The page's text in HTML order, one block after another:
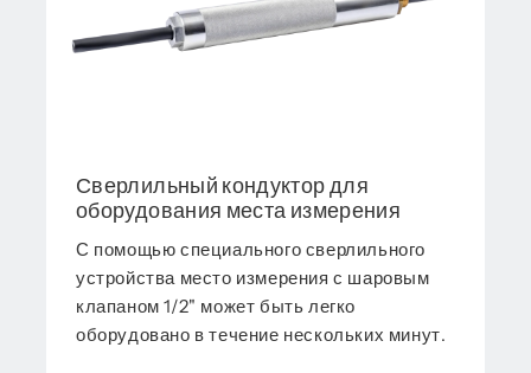
Сверлильный кондуктор для
оборудования места измерения
С помощью специального сверлильного
устройства место измерения с шаровым
клапаном 1/2" может быть легко
оборудовано в течение нескольких минут.